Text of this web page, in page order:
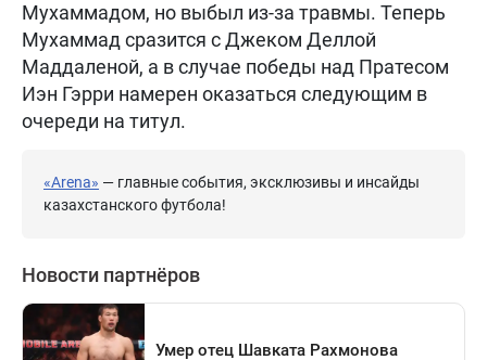
Мухаммадом, но выбыл из-за травмы. Теперь
Мухаммад сразится с Джеком Деллой
Маддаленой, а в случае победы над Пратесом
Иэн Гэрри намерен оказаться следующим в
очереди на титул.
«Arena» — главные события, эксклюзивы и инсайды
казахстанского футбола!